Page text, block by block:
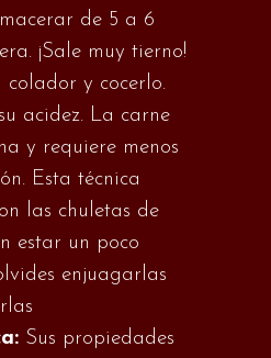
de 5 a 6
¡Sale muy tierno!
colador y cocerlo.
acidez. La carne
y requiere menos
Esta técnica
las chuletas de
estar un poco
enjuagarlas
Sus propiedades